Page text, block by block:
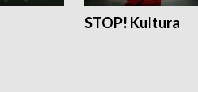
STOP! Kultura